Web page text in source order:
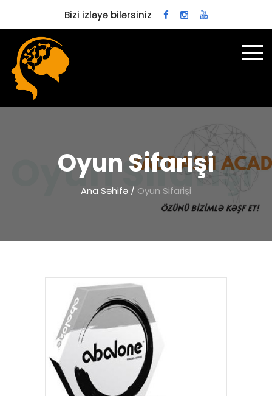
Bizi izləyə bilərsiniz
Oyun Sifarişi
Ana Səhifə / Oyun Sifarişi